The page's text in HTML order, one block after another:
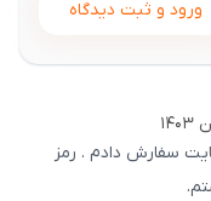
ورود و ثبت دیدگاه
سفارش دادم . رمز